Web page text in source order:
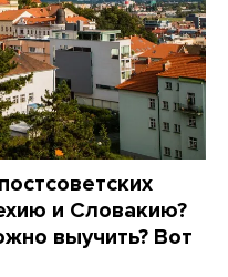
и Словакию?
выучить? Вот